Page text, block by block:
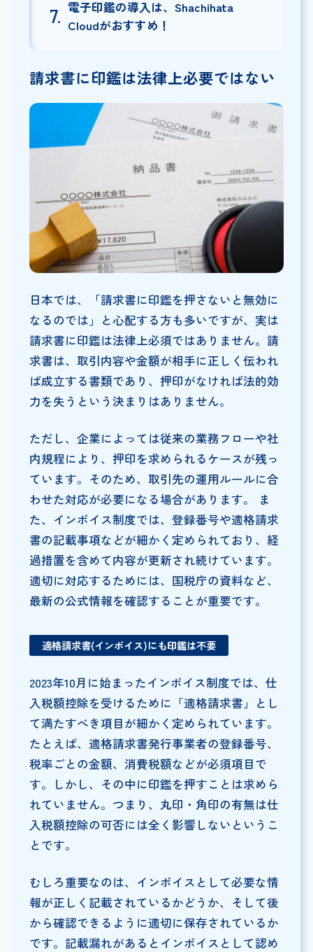
電子印鑑の導入は、Shachihata
Cloudがおすすめ！
請求書に印鑑は法律上必要ではない
日本では、「請求書に印鑑を押さないと無効に
なるのでは」と心配する方も多いですが、実は
請求書に印鑑は法律上必須ではありません。請
求書は、取引内容や金額が相手に正しく伝われ
ば成立する書類であり、押印がなければ法的効
力を失うという決まりはありません。
ただし、企業によっては従来の業務フローや社
内規程により、押印を求められるケースが残っ
ています。そのため、取引先の運用ルールに合
わせた対応が必要になる場合があります。 ま
た、インボイス制度では、登録番号や適格請求
書の記載事項などが細かく定められており、経
過措置を含めて内容が更新され続けています。
適切に対応するためには、国税庁の資料など、
最新の公式情報を確認することが重要です。
適格請求書(インボイス)にも印鑑は不要
2023年10月に始まったインボイス制度では、仕
入税額控除を受けるために「適格請求書」とし
て満たすべき項目が細かく定められています。
たとえば、適格請求書発行事業者の登録番号、
税率ごとの金額、消費税額などが必須項目で
す。しかし、その中に印鑑を押すことは求めら
れていません。つまり、丸印・角印の有無は仕
入税額控除の可否には全く影響しないというこ
とです。
むしろ重要なのは、インボイスとして必要な情
報が正しく記載されているかどうか、そして後
から確認できるように適切に保存されているか
です。記載漏れがあるとインボイスとして認め